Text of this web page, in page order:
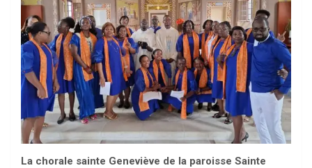
La chorale sainte Geneviève de la paroisse Sainte